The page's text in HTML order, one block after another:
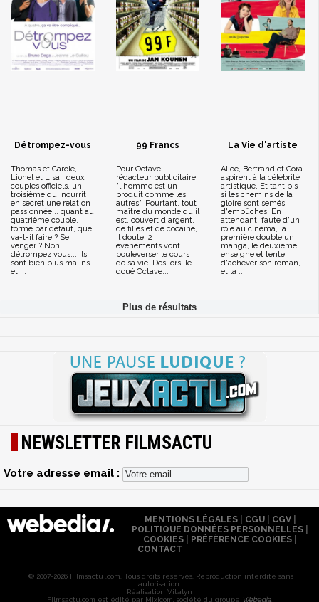
Détrompez-vous
Thomas et Carole,
Lionel et Lisa : deux
couples officiels, un
troisième qui nourrit
en secret une relation
passionnée... quant au
quatrième couple,
formé par défaut, que
va-t-il faire ? Se
venger ? Non,
détrompez vous... Ils
sont bien plus malins
et ...
99 Francs
Pour Octave,
rédacteur publicitaire,
"l'homme est un
produit comme les
autres". Pourtant, tout
maître du monde qu'il
est, couvert d'argent,
de filles et de cocaïne,
il doute. 2
événements vont
bouleverser le cours
de sa vie. Dès lors, le
doué Octave...
La Vie d'artiste
Alice, Bertrand et Cora
aspirent à la célébrité
artistique. Et tant pis
si les chemins de la
gloire sont semés
d'embûches. En
attendant, faute d'un
rôle au cinéma, la
première double un
manga, le deuxième
enseigne et tente
d'achever son roman,
et la ...
NEWSLETTER FILMSACTU
Votre adresse email :
MENTIONS LÉGALES| CGU| CGV|
POLITIQUE DONNÉES PERSONNELLES
COOKIES
PRÉFÉRENCE COOKIES
CONTACT
© 2007-2026 Filmsactu .com. Tous droits réservés. Reproduction interdite sans
autorisation.
Réalisation Vitalyn
Filmsactu .com est édité par Mixicom, société du groupe Webedia.